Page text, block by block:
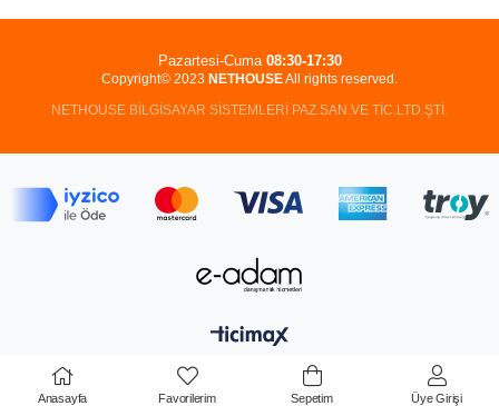
Copyright© 2023 NETHOUSEAll rights reserved.
NETHOUSE BİLGİSAYAR SİSTEMLERİ PAZ.SAN.VE TİC.LTD.ŞTİ.
Pazartesi-Cuma 08:30-17:30
Anasayfa Favorilerim Sepetim Üye Girişi